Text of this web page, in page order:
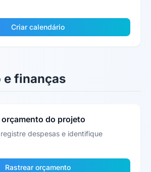
Criar calendário
e finanças
orçamento do projeto
despesas e identifique
Rastrear orçamento